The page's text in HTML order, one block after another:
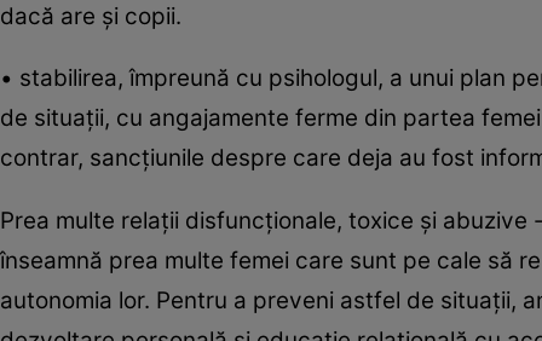
dacă are şi copii.
• stabilirea, împreună cu psihologul, a unui plan
de situaţii, cu angajamente ferme din partea
contrar, sancţiunile despre care deja au fost
Prea multe relaţii disfuncţionale, toxice şi
înseamnă prea multe femei care sunt pe cale să
autonomia lor. Pentru a preveni astfel de situaţii,